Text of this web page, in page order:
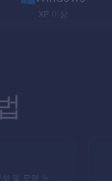
XP 이상
및 무역 뉴